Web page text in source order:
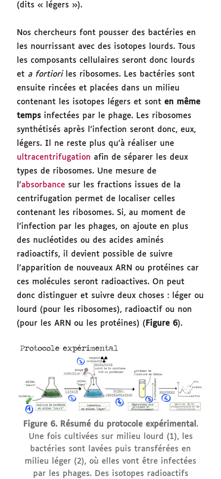
(dits « légers »).
Nos chercheurs font pousser des bactéries en
les nourrissant avec des isotopes lourds. Tous
les composants cellulaires seront donc lourds
et a fortioriles ribosomes. Les bactéries sont
ensuite rincées et placées dans un milieu
contenant les isotopes légers et sonten même
temps infectées par le phage. Les ribosomes
synthétisés après l’infection seront donc, eux,
légers. Il ne reste plus qu’à réaliser une
ultracentrifugation afin de séparer les deux
types de ribosomes. Une mesure de
l’absorbance sur les fractions issues de la
centrifugation permet de localiser celles
contenant les ribosomes. Si, au moment de
l’infection par les phages, on ajoute en plus
des nucléotides ou des acides aminés
radioactifs, il devient possible de suivre
l’apparition de nouveaux ARN ou protéines car
ces molécules seront radioactives. On peut
donc distinguer et suivre deux choses : léger ou
lourd (pour les ribosomes), radioactif ou non
(pour les ARN ou les protéines) ( Figure 6).
Figure 6. Résumé du protocole expérimental.
Une fois cultivées sur milieu lourd (1), les
bactéries sont lavées puis transférées en
milieu léger (2), où elles vont être infectées
par les phages. Des isotopes radioactifs